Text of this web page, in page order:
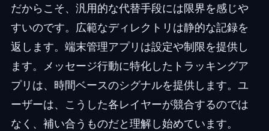
だからこそ、汎用的な代替手段には限界を感じや
すいのです。広範なディレクトリは静的な記録を
返します。端末管理アプリは設定や制限を提供し
ます。メッセージ行動に特化したトラッキングア
プリは、時間ベースのシグナルを提供します。ユ
ーザーは、こうした各レイヤーが競合するのでは
なく、補い合うものだと理解し始めています。